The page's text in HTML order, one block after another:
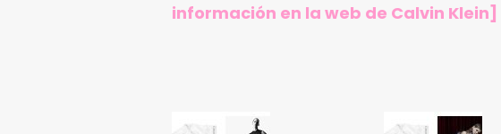
información en la web de Calvin Klein]